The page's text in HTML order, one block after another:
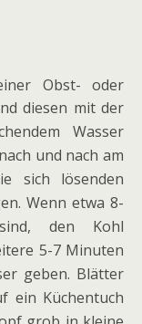
Obst- oder
diesen mit der
Wasser
und nach am
sich lösenden
Wenn etwa 8-
den Kohl
5-7 Minuten
geben. Blätter
ein Küchentuch